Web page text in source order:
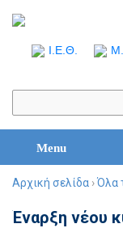
I.Ε.Θ.
Menu
Αρχική σελίδα ›Όλα
Έναρξη νέου